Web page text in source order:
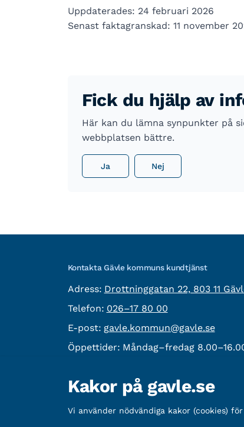
Uppdaterades: 24 februari 2026
Senast faktagranskad: 11 november
Fick du hjälp av
Här kan du lämna synpunkter på
webbplatsen bättre.
Ja Nej
Kontakta Gävle kommuns kundtjänst
Adress: besöksadress:
Drottninggatan 22, 803 11
Telefon: Telefon:
026–17 80 00
E-post: E-post:
gavle.kommun@gavle.se
Öppettider: Måndag–fredag
Övrig information
Organisationsnummer: 212000-2338
Kakor på gavle.se
Vi använder nödvändiga kakor (cookies)